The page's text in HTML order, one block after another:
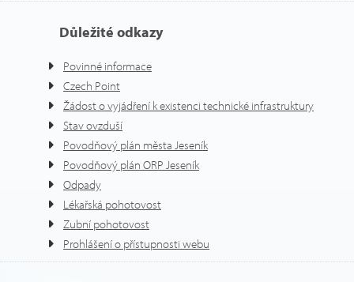
Důležité odkazy
Povinné informace
Czech Point
Žádost o vyjádření k existenci technické infrastruktury
Stav ovzduší
Povodňový plán města Jeseník
Povodňový plán ORP Jeseník
Odpady
Lékařská pohotovost
Zubní pohotovost
Prohlášení o přístupnosti webu